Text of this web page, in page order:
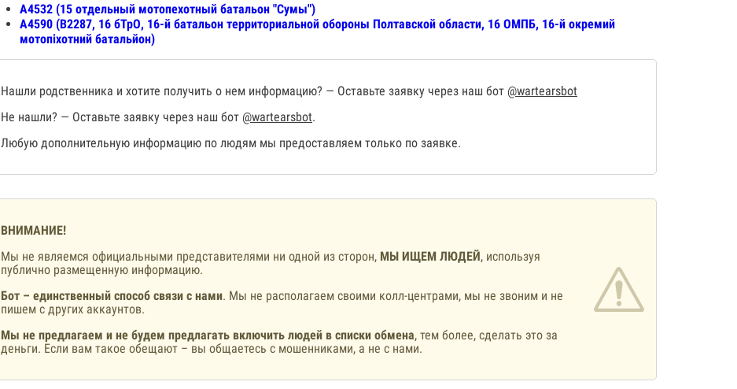
А4532 (15 отдельный мотопехотный батальон "Сумы")
А4590 (В2287, 16 бТрО, 16-й батальон территориальной обороны Полтавской области, 16 ОМПБ, 16-й окремий
мотопіхотний батальйон)
Нашли родственника и хотите получить о нем информацию? — Оставьте заявку через наш бот @wartearsbot
Не нашли? — Оставьте заявку через наш бот @wartearsbot.
Любую дополнительную информацию по людям мы предоставляем только по заявке.
ВНИМАНИЕ!
Мы не являемся официальными представителями ни одной из сторон, МЫ ИЩЕМ ЛЮДЕЙ, используя
публично размещенную информацию.
Бот – единственный способ связи с нами. Мы не располагаем своими колл-центрами, мы не звоним и не
пишем с других аккаунтов.
Мы не предлагаем и не будем предлагать включить людей в списки обмена, тем более, сделать это за
деньги. Если вам такое обещают – вы общаетесь с мошенниками, а не с нами.